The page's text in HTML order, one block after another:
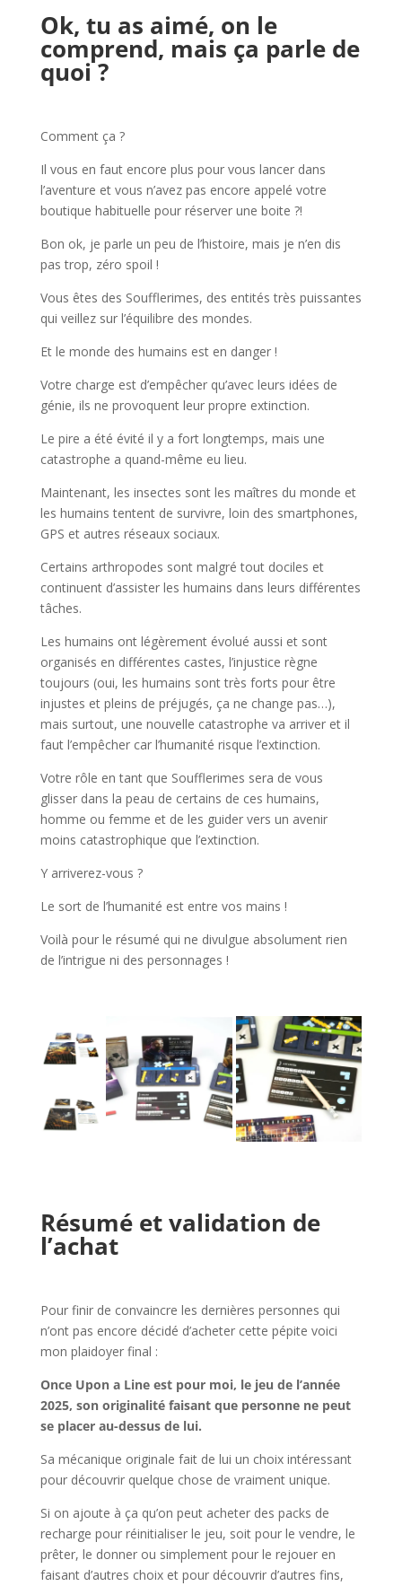
Ok, tu as aimé, on le
comprend, mais ça parle de
quoi ?
Comment ça ?
Il vous en faut encore plus pour vous lancer dans
l’aventure et vous n’avez pas encore appelé votre
boutique habituelle pour réserver une boite ?!
Bon ok, je parle un peu de l’histoire, mais je n’en dis
pas trop, zéro spoil !
Vous êtes des Soufflerimes, des entités très puissantes
qui veillez sur l’équilibre des mondes.
Et le monde des humains est en danger !
Votre charge est d’empêcher qu’avec leurs idées de
génie, ils ne provoquent leur propre extinction.
Le pire a été évité il y a fort longtemps, mais une
catastrophe a quand-même eu lieu.
Maintenant, les insectes sont les maîtres du monde et
les humains tentent de survivre, loin des smartphones,
GPS et autres réseaux sociaux.
Certains arthropodes sont malgré tout dociles et
continuent d’assister les humains dans leurs différentes
tâches.
Les humains ont légèrement évolué aussi et sont
organisés en différentes castes, l’injustice règne
toujours (oui, les humains sont très forts pour être
injustes et pleins de préjugés, ça ne change pas…),
mais surtout, une nouvelle catastrophe va arriver et il
faut l’empêcher car l’humanité risque l’extinction.
Votre rôle en tant que Soufflerimes sera de vous
glisser dans la peau de certains de ces humains,
homme ou femme et de les guider vers un avenir
moins catastrophique que l’extinction.
Y arriverez-vous ?
Le sort de l’humanité est entre vos mains !
Voilà pour le résumé qui ne divulgue absolument rien
de l’intrigue ni des personnages !
Résumé et validation de
l’achat
Pour finir de convaincre les dernières personnes qui
n’ont pas encore décidé d’acheter cette pépite voici
mon plaidoyer final :
Once Upon a Line est pour moi, le jeu de l’année
2025, son originalité faisant que personne ne peut
se placer au-dessus de lui.
Sa mécanique originale fait de lui un choix intéressant
pour découvrir quelque chose de vraiment unique.
Si on ajoute à ça qu’on peut acheter des packs de
recharge pour réinitialiser le jeu, soit pour le vendre, le
prêter, le donner ou simplement pour le rejouer en
faisant d’autres choix et pour découvrir d’autres fins,